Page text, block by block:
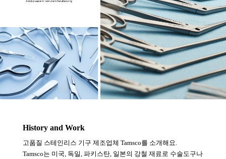
History and Work
고품질 스테인리스 기구 제조업체 Tamsco를 소개해요.
Tamsco는 미국, 독일, 파키스탄, 일본의 강철 재료로 수술도구나